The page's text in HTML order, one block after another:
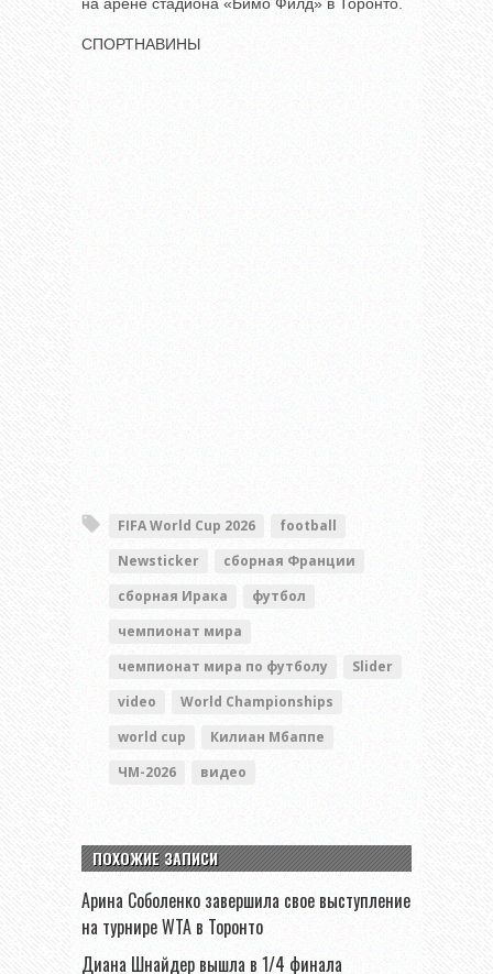
СПОРТНАВИНЫ
FIFA World Cup 2026
football
Newsticker
сборная Франции
сборная Ирака
футбол
чемпионат мира
чемпионат мира по футболу
Slider
video
World Championships
world cup
Килиан Мбаппе
ЧМ-2026
видео
ПОХОЖИЕ ЗАПИСИ
Арина Соболенко завершила свое выступление
на турнире WTA в Торонто
Диана Шнайдер вышла в 1/4 финала